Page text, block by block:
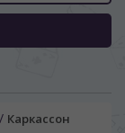
/ Каркассон